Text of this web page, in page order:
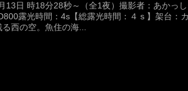
13日 時18分28秒～（全1夜）撮影者：あかっ
露光時間：4s【総露光時間：４ｓ】架台：
西の空。魚住の海...